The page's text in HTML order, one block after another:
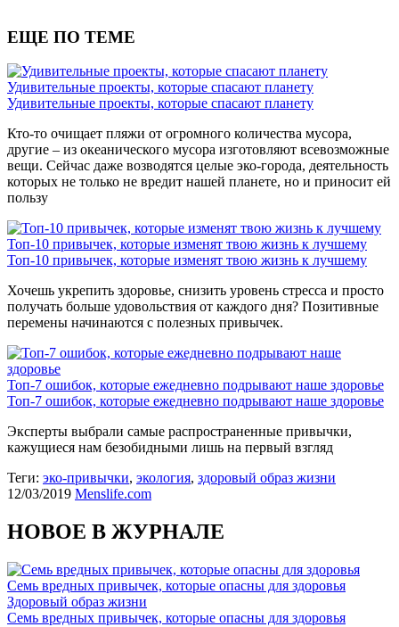
ЕЩЕ ПО ТЕМЕ
Удивительные проекты, которые спасают планету
Удивительные проекты, которые спасают планету
Кто-то очищает пляжи от огромного количества мусора,
другие – из океанического мусора изготовляют всевозможные
вещи. Сейчас даже возводятся целые эко-города, деятельность
которых не только не вредит нашей планете, но и приносит ей
пользу
Топ-10 привычек, которые изменят твою жизнь к лучшему
Топ-10 привычек, которые изменят твою жизнь к лучшему
Хочешь укрепить здоровье, снизить уровень стресса и просто
получать больше удовольствия от каждого дня? Позитивные
перемены начинаются с полезных привычек.
Топ-7 ошибок, которые ежедневно подрывают наше здоровье
Топ-7 ошибок, которые ежедневно подрывают наше здоровье
Эксперты выбрали самые распространенные привычки,
кажущиеся нам безобидными лишь на первый взгляд
Теги: эко-привычки, экология, здоровый образ жизни
12/03/2019 Menslife.com
НОВОЕ В ЖУРНАЛЕ
Семь вредных привычек, которые опасны для здоровья
Здоровый образ жизни
Семь вредных привычек, которые опасны для здоровья